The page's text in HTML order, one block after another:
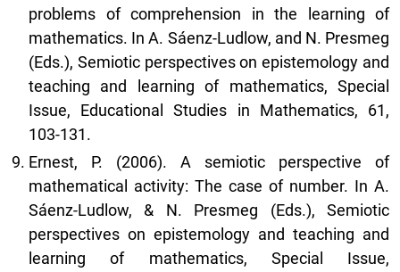
problems of comprehension in the learning of
mathematics. In A. Sáenz-Ludlow, and N. Presmeg
(Eds.), Semiotic perspectives on epistemology and
teaching and learning of mathematics, Special
Issue, Educational Studies in Mathematics, 61,
103-131.
Ernest, P. (2006). A semiotic perspective of
mathematical activity: The case of number. In A.
Sáenz-Ludlow, & N. Presmeg (Eds.), Semiotic
perspectives on epistemology and teaching and
learning of mathematics, Special Issue,